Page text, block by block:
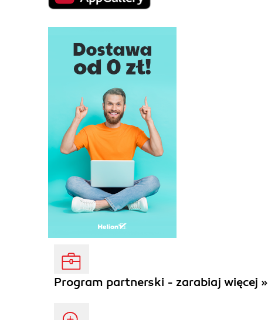
Program partnerski - zarabiaj więcej »